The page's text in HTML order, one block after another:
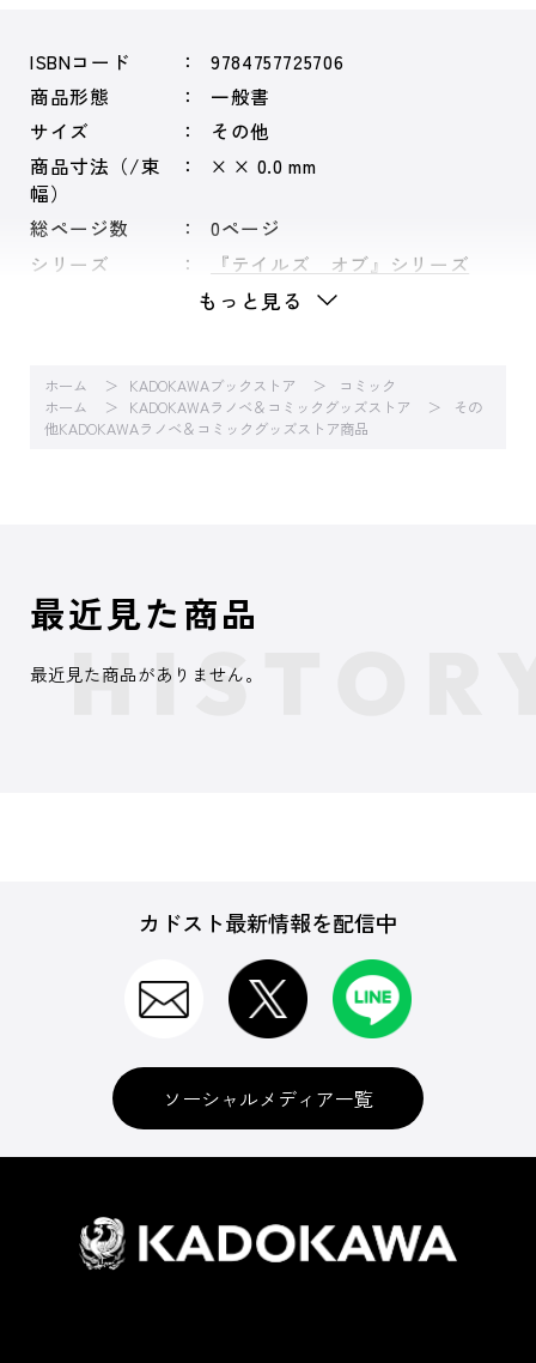
ISBNコード
9784757725706
商品形態
一般書
サイズ
その他
商品寸法（/束
幅）
× × 0.0 mm
総ページ数
0ページ
シリーズ
『テイルズ オブ』シリーズ
もっと見る
ホーム KADOKAWAブックストア
コミック
ホーム
KADOKAWAラノベ＆コミックグッズストア
その
他KADOKAWAラノベ＆コミックグッズストア商品
最近見た商品
最近見た商品がありません。
カドスト最新情報を配信中
ソーシャルメディア一覧